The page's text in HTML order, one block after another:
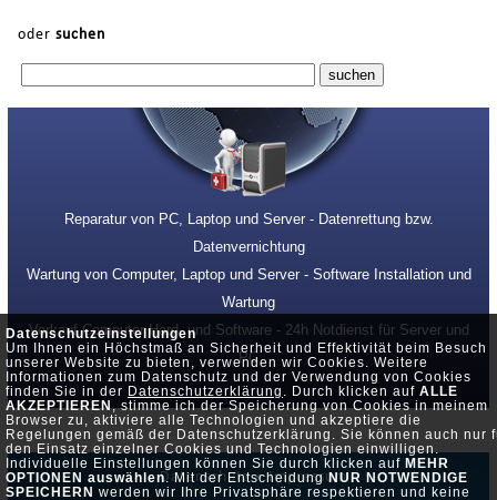
Datenschutzeinstellungen
Um Ihnen ein Höchstmaß an Sicherheit und Effektivität beim Besuch
unserer Website zu bieten, verwenden wir Cookies. Weitere
Informationen zum Datenschutz und der Verwendung von Cookies
finden Sie in der Datenschutzerklärung . Durch klicken auf ALLE
AKZEPTIEREN, stimme ich der Speicherung von Cookies in meinem
Browser zu, aktiviere alle Technologien und akzeptiere die
Regelungen gemäß der Datenschutzerklärung. Sie können auch nur
den Einsatz einzelner Cookies und Technologien einwilligen.
Individuelle Einstellungen können Sie durch klicken auf MEHR
OPTIONEN auswählen. Mit der EntscheidungNUR NOTWENDIGE
SPEICHERN werden wir Ihre Privatsphäre respektieren und keine
oder suchen
Reparatur von PC, Laptop und Server - Datenrettung bzw.
Datenvernichtung
Wartung von Computer, Laptop und Server - Software Installation und
Wartung
Verkauf Computer Hard- und Software - 24h Notdienst für Server und
PC
Datenschutz •Impressum